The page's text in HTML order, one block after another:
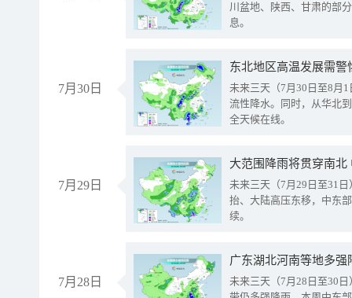
川盆地、陕西、甘肃的部
息。
7月30日
东北地区高温发展需
未来三天（7月30日至8月
流性降水。同时，从华北
全天候在线。
7月29日
大范围降雨将贯穿南
未来三天（7月29日至31
抬、大陆高压东移，中东
续。
7月28日
广东湖北河南等地多
未来三天（7月28日至30